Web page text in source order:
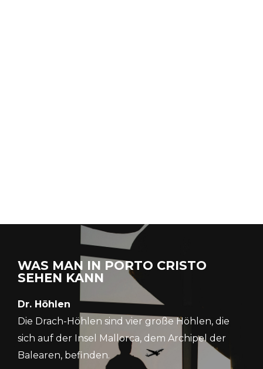
WAS MAN IN PORTO CRISTO
SEHEN KANN
Dr. Höhlen
Die Drach-Höhlen sind vier große Höhlen, die
sich auf der Insel Mallorca, dem Archipel der
Balearen, befinden.